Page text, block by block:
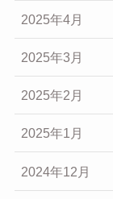
2025年4月
2025年3月
2025年2月
2025年1月
2024年12月